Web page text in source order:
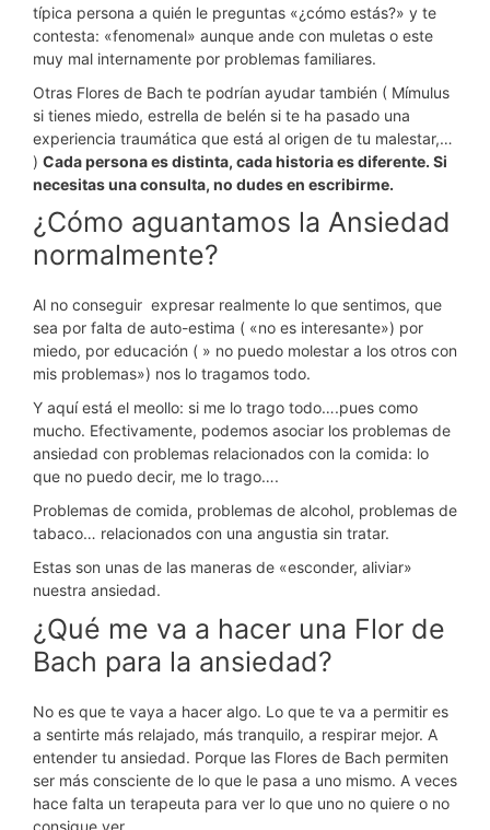
típica persona a quién le preguntas «¿cómo estás?» y te
contesta: «fenomenal» aunque ande con muletas o este
muy mal internamente por problemas familiares.
Otras Flores de Bach te podrían ayudar también ( Mímulus
si tienes miedo, estrella de belén si te ha pasado una
experiencia traumática que está al origen de tu malestar,…
) Cada persona es distinta, cada historia es diferente. Si
necesitas una consulta, no dudes en escribirme.
¿Cómo aguantamos la Ansiedad
normalmente?
Al no conseguir expresar realmente lo que sentimos, que
sea por falta de auto-estima ( «no es interesante») por
miedo, por educación ( » no puedo molestar a los otros con
mis problemas») nos lo tragamos todo.
Y aquí está el meollo: si me lo trago todo….pues como
mucho. Efectivamente, podemos asociar los problemas de
ansiedad con problemas relacionados con la comida: lo
que no puedo decir, me lo trago….
Problemas de comida, problemas de alcohol, problemas de
tabaco… relacionados con una angustia sin tratar.
Estas son unas de las maneras de «esconder, aliviar»
nuestra ansiedad.
¿Qué me va a hacer una Flor de
Bach para la ansiedad?
No es que te vaya a hacer algo. Lo que te va a permitir es
a sentirte más relajado, más tranquilo, a respirar mejor. A
entender tu ansiedad. Porque las Flores de Bach permiten
ser más consciente de lo que le pasa a uno mismo. A veces
hace falta un terapeuta para ver lo que uno no quiere o no
consigue ver.